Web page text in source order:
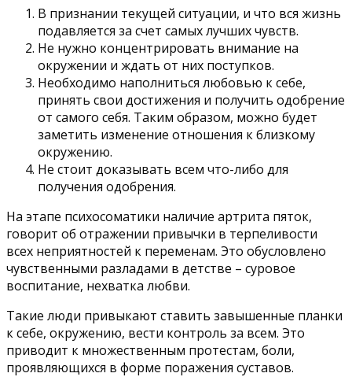
В признании текущей ситуации, и что вся жизнь
подавляется за счет самых лучших чувств.
Не нужно концентрировать внимание на
окружении и ждать от них поступков.
Необходимо наполниться любовью к себе,
принять свои достижения и получить одобрение
от самого себя. Таким образом, можно будет
заметить изменение отношения к близкому
окружению.
Не стоит доказывать всем что-либо для
получения одобрения.
На этапе психосоматики наличие артрита пяток,
говорит об отражении привычки в терпеливости
всех неприятностей к переменам. Это обусловлено
чувственными разладами в детстве – суровое
воспитание, нехватка любви.
Такие люди привыкают ставить завышенные планки
к себе, окружению, вести контроль за всем. Это
приводит к множественным протестам, боли,
проявляющихся в форме поражения суставов.